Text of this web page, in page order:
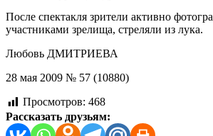
После спектакля зрители активно
участниками зрелища, стреляли из лука.
Любовь ДМИТРИЕВА
28 мая 2009 № 57 (10880)
Просмотров: 468
Рассказать друзьям: